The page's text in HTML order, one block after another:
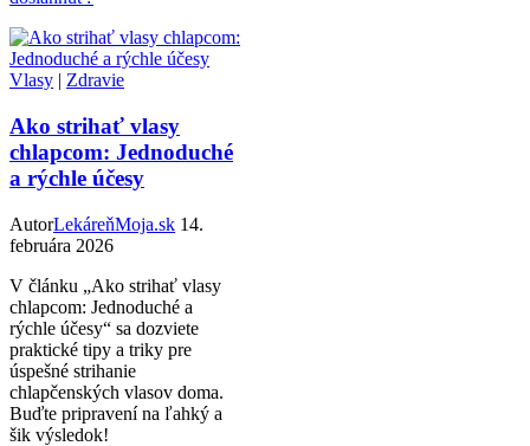
Vlasy | Zdravie
Ako strihať vlasy
chlapcom: Jednoduché
a rýchle účesy
AutorLekáreňMoja.sk 14.
februára 2026
V článku „Ako strihať vlasy
chlapcom: Jednoduché a
rýchle účesy“ sa dozviete
praktické tipy a triky pre
úspešné strihanie
chlapčenských vlasov doma.
Buďte pripravení na ľahký a
šik výsledok!